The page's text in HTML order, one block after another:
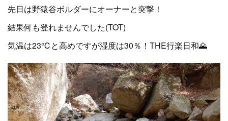
先日は野猿谷ボルダーにオーナーと突撃！
結果何も登れませんでした(TOT)
気温は23℃と高めですが湿度は30％！THE行楽日和🌄